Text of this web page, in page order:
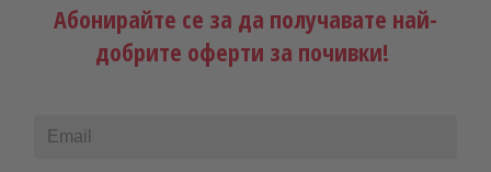
Куба - коктейл от неповторими
Абонирайте се за да получавате най-
добрите оферти за почивки!